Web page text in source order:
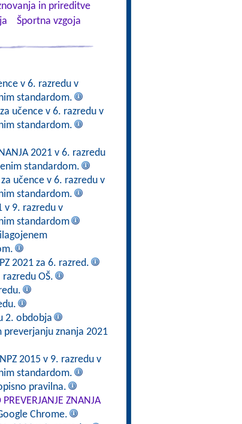
in prireditve
Športna vzgoja
v 6. razredu v
standardom.
učence v 6. razredu v
standardom.
2021 v 6. razredu
standardom.
učence v 6. razredu v
standardom.
v 9. razredu v
standardom
2021 za 6. razred.
OŠ.
2. obdobja
znanja 2021
2015 v 9. razredu v
standardom.
pravilna.
ZNANJA
Chrome.